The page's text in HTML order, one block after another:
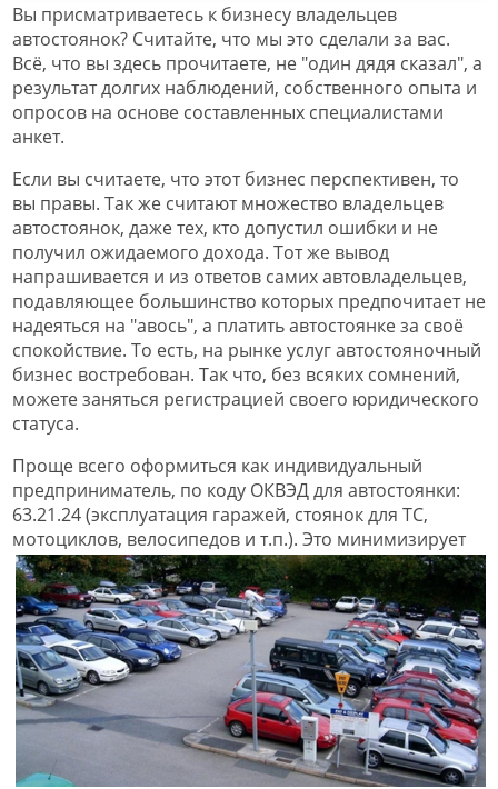
Вы присматриваетесь к бизнесу владельцев
автостоянок? Считайте, что мы это сделали за вас.
Всё, что вы здесь прочитаете, не "один дядя сказал", а
результат долгих наблюдений, собственного опыта и
опросов на основе составленных специалистами
анкет.
Если вы считаете, что этот бизнес перспективен, то
вы правы. Так же считают множество владельцев
автостоянок, даже тех, кто допустил ошибки и не
получил ожидаемого дохода. Тот же вывод
напрашивается и из ответов самих автовладельцев,
подавляющее большинство которых предпочитает не
надеяться на "авось", а платить автостоянке за своё
спокойствие. То есть, на рынке услуг автостояночный
бизнес востребован. Так что, без всяких сомнений,
можете заняться регистрацией своего юридического
статуса.
Проще всего оформиться как индивидуальный
предприниматель, по коду ОКВЭД для автостоянки:
63.21.24 (эксплуатация гаражей, стоянок для ТС,
мотоциклов, велосипедов и т.п.). Это минимизирует